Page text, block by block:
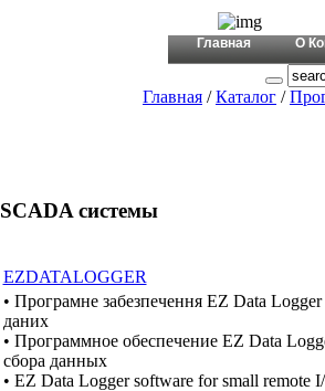
Главная О
Главная /Каталог /
SCADA системы
EZDATALOGGER
• Програмне забезпечення EZ Data
даних
• Программное обеспечение EZ Data
сбора данных
• EZ Data Logger software for small remote